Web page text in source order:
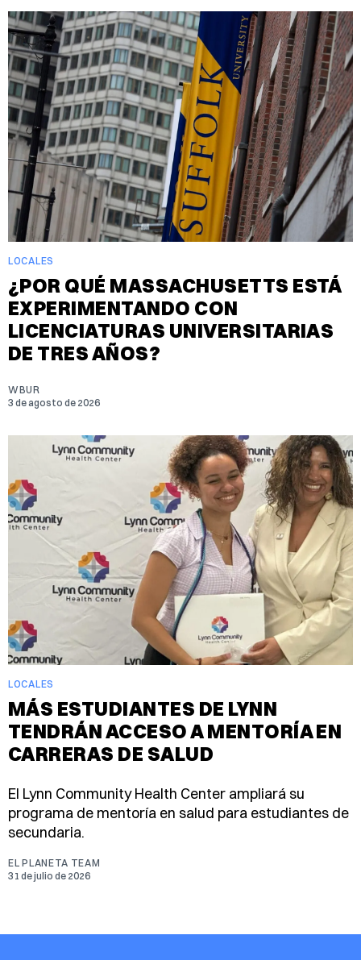
LOCALES
¿POR QUÉ MASSACHUSETTS ESTÁ
EXPERIMENTANDO CON
LICENCIATURAS UNIVERSITARIAS
DE TRES AÑOS?
WBUR
3 de agosto de 2026
LOCALES
MÁS ESTUDIANTES DE LYNN
TENDRÁN ACCESO A MENTORÍA EN
CARRERAS DE SALUD
El Lynn Community Health Center ampliará su
programa de mentoría en salud para estudiantes de
secundaria.
EL PLANETA TEAM
31 de julio de 2026